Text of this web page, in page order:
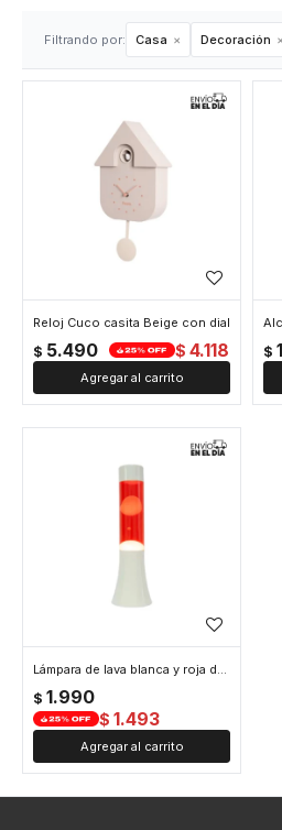
Filtrando por: Casa Decoración
Reloj Cuco casita Beige con dial
$ 5.490 $ 4.118 $
Lámpara de lava blanca y roja de 30 cm
$ 1.990
$ 1.493